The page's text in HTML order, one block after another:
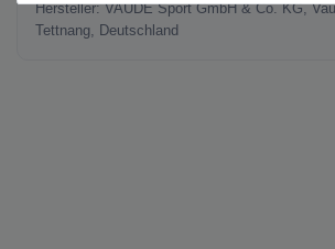
Hersteller: VAUDE Sport GmbH & Co. KG,
Tettnang, Deutschland